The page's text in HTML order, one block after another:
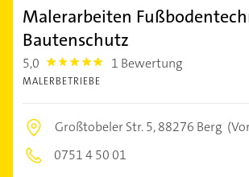
Malerarbeiten
Bautenschutz
5,0 5.0 1 Bewertung
MALERBETRIEBE
Großtobeler Str. 5,88276 Berg
0751 4 50 01